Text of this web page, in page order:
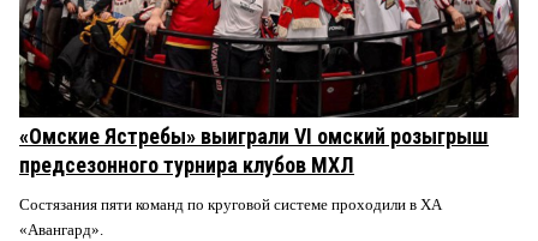
«Омские Ястребы» выиграли VI омский розыгрыш
предсезонного турнира клубов МХЛ
Состязания пяти команд по круговой системе проходили в ХА
«Авангард».